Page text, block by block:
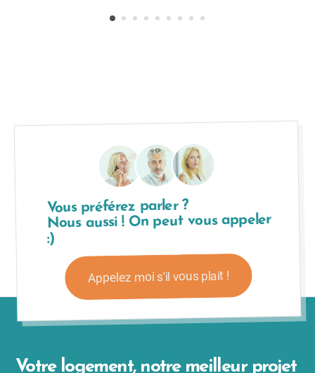
Vous préférez parler ?
Nous aussi ! On peut vous appeler
:)
Appelez moi s'il vous plait !
Votre logement, notre meilleur projet